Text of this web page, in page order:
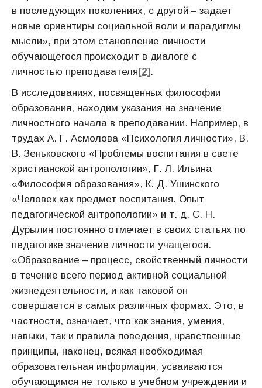
в последующих поколениях, с другой – задает
новые ориентиры социальной воли и парадигмы
мысли», при этом становление личности
обучающегося происходит в диалоге с
личностью преподавателя[2].
В исследованиях, посвященных философии
образования, находим указания на значение
личностного начала в преподавании. Например, в
трудах А. Г. Асмолова «Психология личности», В.
В. Зеньковского «Проблемы воспитания в свете
христианской антропологии», Г. Л. Ильина
«Философия образования», К. Д. Ушинского
«Человек как предмет воспитания. Опыт
педагогической антропологии» и т. д. С. Н.
Дурылин постоянно отмечает в своих статьях по
педагогике значение личности учащегося.
«Образование – процесс, свойственный личности
в течение всего период активной социальной
жизнедеятельности, и как таковой он
совершается в самых различных формах. Это, в
частности, означает, что как знания, умения,
навыки, так и правила поведения, нравственные
принципы, наконец, всякая необходимая
образовательная информация, усваиваются
обучающимся не только в учебном учреждении и